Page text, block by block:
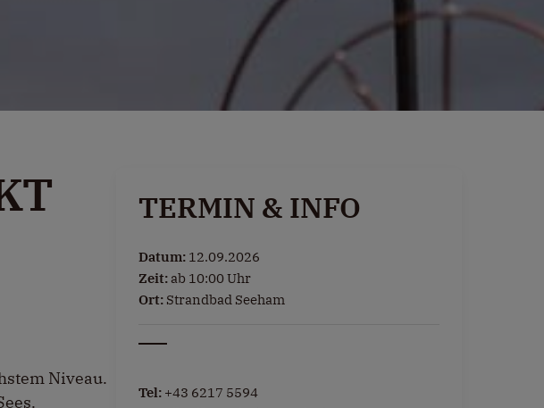
Niveau.
TERMIN & INFO
Datum: 12.09.2026
Zeit: ab 10:00 Uhr
Ort: Strandbad Seeham
Tel: +43 6217 5594